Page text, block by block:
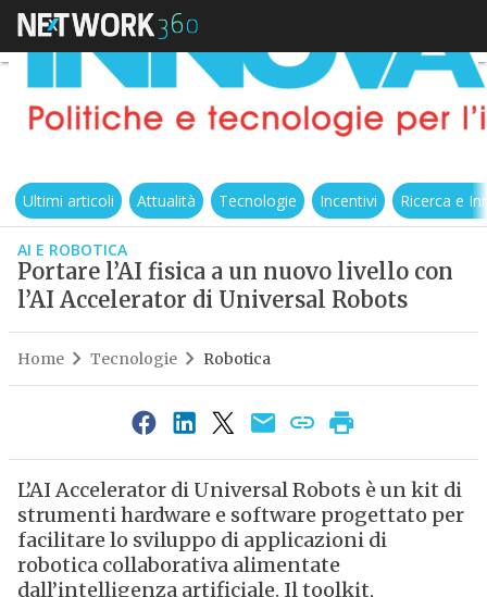
Ultimi articoli Attualità Tecnologie Incentivi Ricerca e
AI E ROBOTICA
Portare l’AI fisica a un nuovo livello con
l’AI Accelerator di Universal Robots
Home Tecnologie Robotica
L’AI Accelerator di Universal Robots è un kit di
strumenti hardware e software progettato per
facilitare lo sviluppo di applicazioni di
robotica collaborativa alimentate
dall’intelligenza artificiale. Il toolkit,